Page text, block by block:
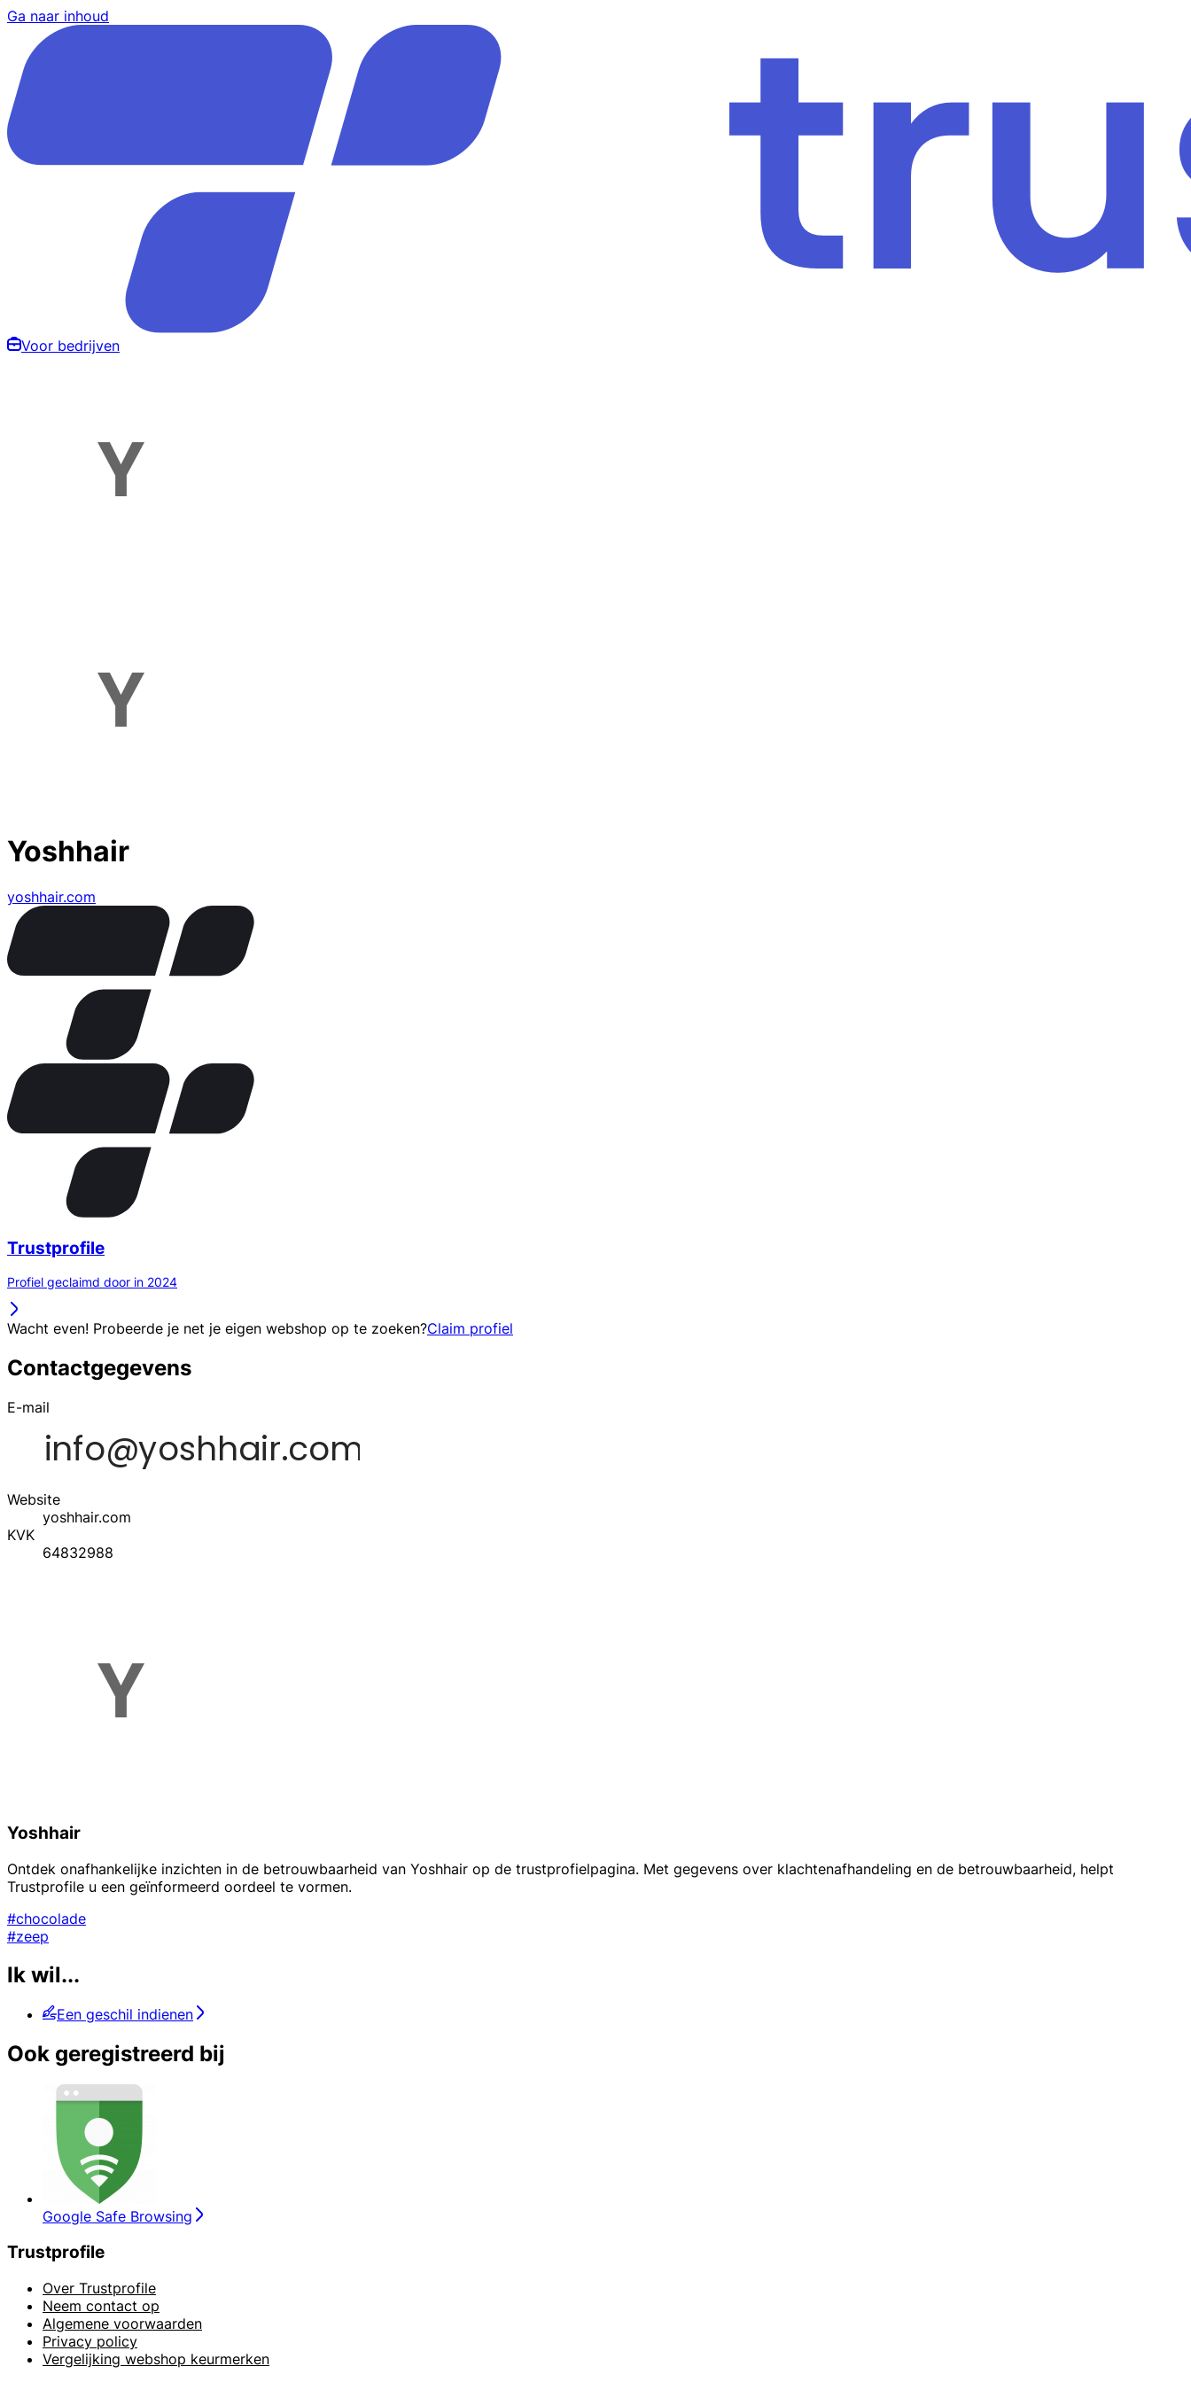
Ga naar inhoud
Voor bedrijven
Yoshhair
yoshhair.com
Trustprofile
Profiel geclaimd door in 2024
Wacht even! Probeerde je net je eigen webshop op te zoeken?Claim profiel
Contactgegevens
E-mail
Website
yoshhair.com
KVK
64832988
Yoshhair
Ontdek onafhankelijke inzichten in de betrouwbaarheid van Yoshhair op de trustprofielpagina. Met gegevens over klachtenafhandeling en de betrouwbaarheid, helpt
Trustprofile u een geïnformeerd oordeel te vormen.
#chocolade
#zeep
Ik wil...
Een geschil indienen
Ook geregistreerd bij
Google Safe Browsing
Trustprofile
Over Trustprofile
Neem contact op
Algemene voorwaarden
Privacy policy
Vergelijking webshop keurmerken